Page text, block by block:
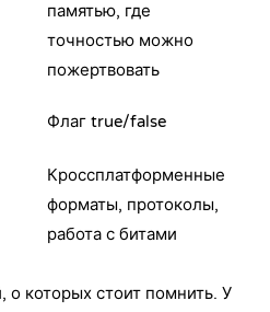
памятью, где
точностью можно
пожертвовать
Флаг true/false
Кроссплатформенные
форматы, протоколы,
работа с битами
которых стоит помнить. У